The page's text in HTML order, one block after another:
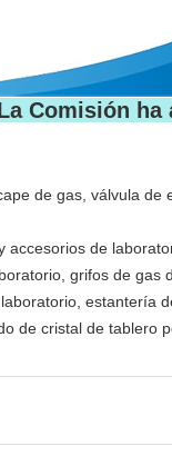
Comisión ha
de gas, válvula
accesorios de
grifos de
estantería
de cristal de tablero